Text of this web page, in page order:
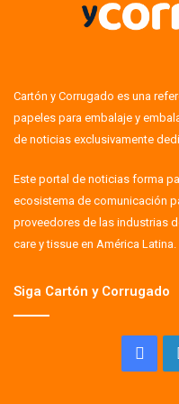
Cartón y Corrugado es una
papeles para embalaje y
de noticias exclusivamente
Este portal de noticias forma
ecosistema de comunicación
proveedores de las industrias
care y tissue en América Latina.
Siga Cartón y Corrugado